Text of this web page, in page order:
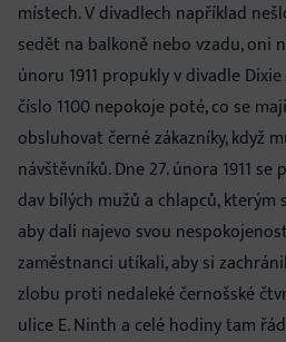
místech. V divadlech například
sedět na balkoně nebo vzadu, oni
únoru 1911 propukly v divadle
číslo 1100 nepokoje poté, co se
obsluhovat černé zákazníky, když
návštěvníků. Dne 27. února 1911
dav bílých mužů a chlapců,
aby dali najevo svou
zaměstnanci utíkali, aby si
zlobu proti nedaleké černošské
ulice E. Ninth a celé hodiny tam